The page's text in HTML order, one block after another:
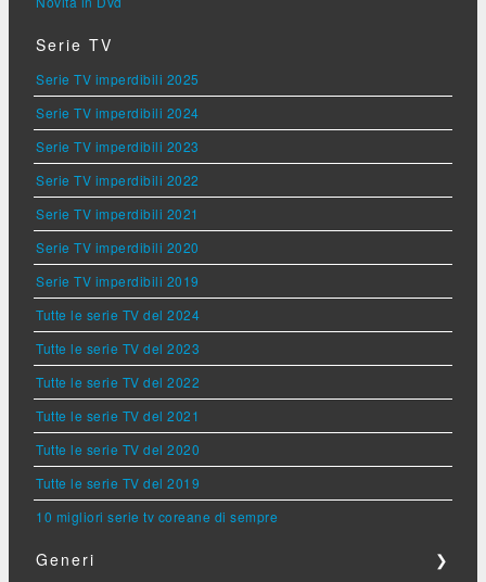
Serie TV
Serie TV imperdibili 2025
Serie TV imperdibili 2024
Serie TV imperdibili 2023
Serie TV imperdibili 2022
Serie TV imperdibili 2021
Serie TV imperdibili 2020
Serie TV imperdibili 2019
Tutte le serie TV del 2024
Tutte le serie TV del 2023
Tutte le serie TV del 2022
Tutte le serie TV del 2021
Tutte le serie TV del 2020
Tutte le serie TV del 2019
10 migliori serie tv coreane di sempre
Generi ❯